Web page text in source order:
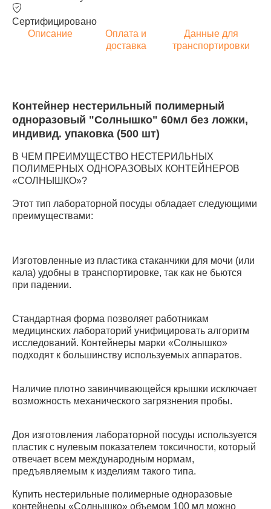
Сертифицировано
Описание
Оплата и
доставка
Данные для
транспортировки
Контейнер нестерильный полимерный
одноразовый "Солнышко" 60мл без ложки,
индивид. упаковка (500 шт)
В ЧЕМ ПРЕИМУЩЕСТВО НЕСТЕРИЛЬНЫХ
ПОЛИМЕРНЫХ ОДНОРАЗОВЫХ КОНТЕЙНЕРОВ
«СОЛНЫШКО»?
Этот тип лабораторной посуды обладает следующими
преимуществами:
Изготовленные из пластика стаканчики для мочи (или
кала) удобны в транспортировке, так как не бьются
при падении.
Стандартная форма позволяет работникам
медицинских лабораторий унифицировать алгоритм
исследований. Контейнеры марки «Солнышко»
подходят к большинству используемых аппаратов.
Наличие плотно завинчивающейся крышки исключает
возможность механического загрязнения пробы.
Доя изготовления лабораторной посуды используется
пластик с нулевым показателем токсичности, который
отвечает всем международным нормам,
предъявляемым к изделиям такого типа.
Купить нестерильные полимерные одноразовые
контейнеры «Солнышко» объемом 100 мл можно